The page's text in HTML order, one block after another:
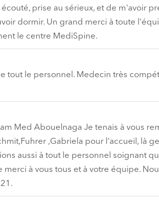
prise au sérieux, et de m'avoir
dormir. Un grand merci à toute
le centre MediSpine.
tout le personnel. Medecin très
Med Abouelnaga Je tenais à vous
,Gabriela pour l'accueil, là
aussi à tout le personnel soignant
à vous tous et à votre équipe.